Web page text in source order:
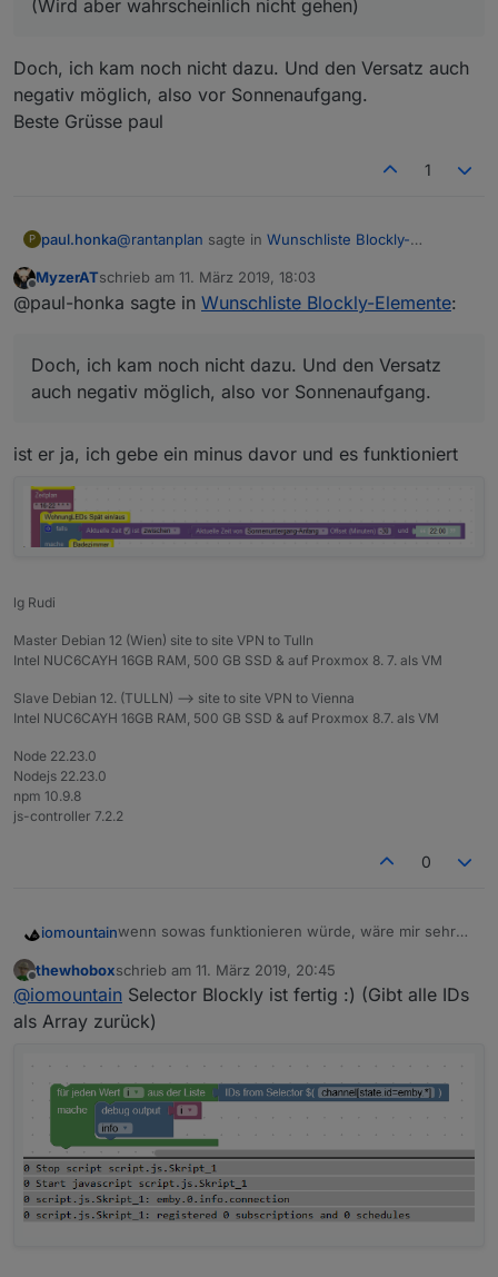
(Wird aber wahrscheinlich nicht gehen)
Doch, ich kam noch nicht dazu. Und den Versatz auch
negativ möglich, also vor Sonnenaufgang.
Beste Grüsse paul
1
P paul.honka@rantanplan sagte in Wunschliste Blockly-
Dynamischer Astro-Versatz.
geschrien. Jetzt keiner mehr?
auch negativ möglich, also vor Sonnenaufgang.
Offline
MyzerATschrieb am 11. März 2019, 18:03
zuletzt editiert von
@paul-honka sagte in Wunschliste Blockly-Elemente:
Doch, ich kam noch nicht dazu. Und den Versatz
auch negativ möglich, also vor Sonnenaufgang.
ist er ja, ich gebe ein minus davor und es funktioniert
lg Rudi
Master Debian 12 (Wien) site to site VPN to Tulln
Intel NUC6CAYH 16GB RAM, 500 GB SSD & auf Proxmox 8. 7. als VM
Slave Debian 12. (TULLN) --> site to site VPN to Vienna
Intel NUC6CAYH 16GB RAM, 500 GB SSD & auf Proxmox 8.7. als VM
Node 22.23.0
Nodejs 22.23.0
npm 10.9.8
js-controller 7.2.2
0
iomountainwenn sowas funktionieren würde, wäre mir sehr
Eine Liste von ID's aus dem Objektbaum mit
Offline
thewhoboxschrieb am 11. März 2019, 20:45
zuletzt editiert von
@iomountain Selector Blockly ist fertig :) (Gibt alle IDs
als Array zurück)